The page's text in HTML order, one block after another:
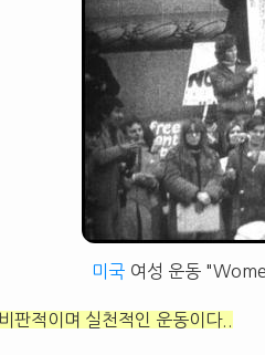
미국 여성 운동
판적이며 실천적인 운동이다..